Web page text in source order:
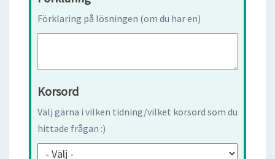
Förklaring på lösningen (om du har en)
Korsord
Välj gärna i vilken tidning/vilket korsord som du
hittade frågan :)